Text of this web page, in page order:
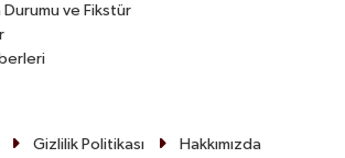
Durumu ve Fikstür
Gizlilik Politikası
Hakkımızda